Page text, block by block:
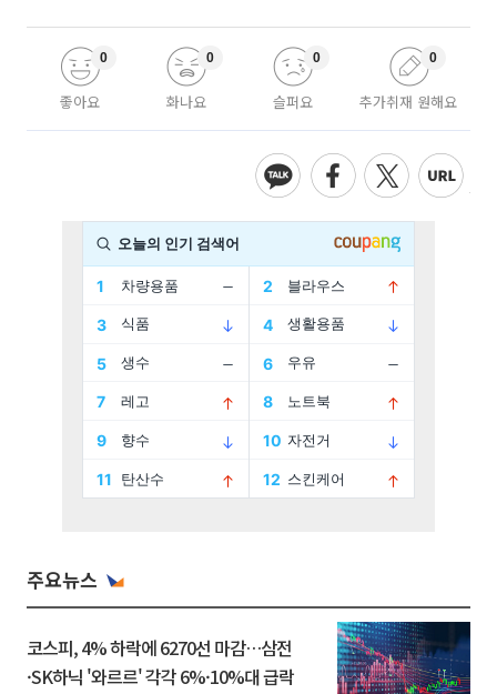
좋아요
0
화나요
0
슬퍼요
0
추가취재 원해요
0
주요뉴스
코스피, 4% 하락에 6270선 마감…삼전
·SK하닉 '와르르' 각각 6%·10%대 급락